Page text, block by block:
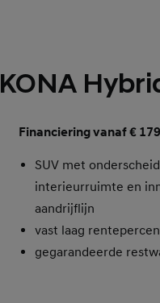
KONA
Financiering vanaf €
SUV met
interieurruimte en
aandrijflijn
vast laag
gegarandeerde